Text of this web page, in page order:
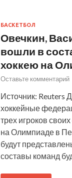
БАСКЕТБОЛ
Овечкин,
вошли в
хоккею на
Оставьте комментарий
Источник: Reuters
хоккейные
трех игроков
на Олимпиаде в
будут
составы команд